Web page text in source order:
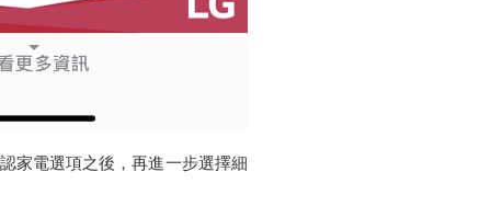
家電選項之後，再進一步選擇細